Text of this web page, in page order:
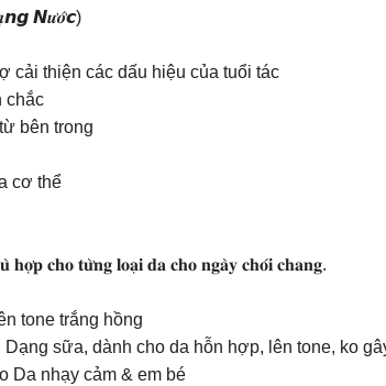
𝙉𝒖̛𝒐̛́𝙘)
cải thiện các dấu hiệu của tuổi tác
chắc
bên trong
cơ thể
𝐜𝐡𝐨 𝐭𝐮̛̀𝐧𝐠 𝐥𝐨𝐚̣𝐢 𝐝𝐚 𝐜𝐡𝐨 𝐧𝐠𝐚̀𝐲 𝐜𝐡𝐨́𝐢 𝐜𝐡𝐚𝐧𝐠.
tone trắng hồng
sữa, dành cho da hỗn hợp, lên tone, ko
nhạy cảm & em bé